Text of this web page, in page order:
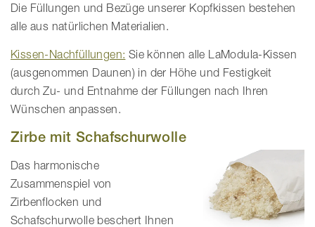
Die Füllungen und Bezüge unserer Kopfkissen bestehen
alle aus natürlichen Materialien.
Kissen-Nachfüllungen: Sie können alle LaModula-Kissen
(ausgenommen Daunen) in der Höhe und Festigkeit
durch Zu- und Entnahme der Füllungen nach Ihren
Wünschen anpassen.
Zirbe mit Schafschurwolle
Das harmonische
Zusammenspiel von
Zirbenflocken und
Schafschurwolle beschert Ihnen